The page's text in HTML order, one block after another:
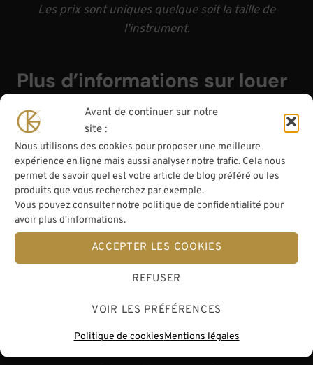
Avant de continuer sur notre
site :
Nous utilisons des cookies pour proposer une meilleure
expérience en ligne mais aussi analyser notre trafic. Cela nous
permet de savoir quel est votre article de blog préféré ou les
produits que vous recherchez par exemple.
Vous pouvez consulter notre politique de confidentialité pour
avoir plus d'informations.
ACCEPTER LES COOKIES
REFUSER
VOIR LES PRÉFÉRENCES
Politique de cookiesMentions légales
Les prix sont uniques quelque soit la taille de
l’instrument.
Plus d’informations sur louer
un violon à Strasbourg
Un instrument adapté à
sa taille
Afin de satisfaire les musiciens de tous âges, de
nombreuses tailles de
sont disponibles, du seizième (1/16– à partir de 2
ans) jusqu’à l’entier (4/4–à partir de 13 ans). Si
vous ne savez pas quelle taille d’instrument louer
pour vous ou votre enfant, consultez ce